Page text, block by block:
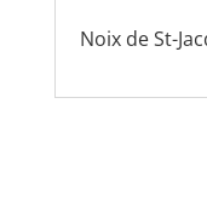
Noix de St-